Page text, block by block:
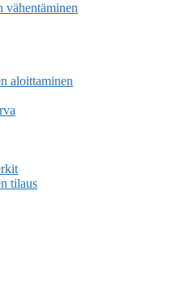
vähentäminen
aloittaminen
tilaus